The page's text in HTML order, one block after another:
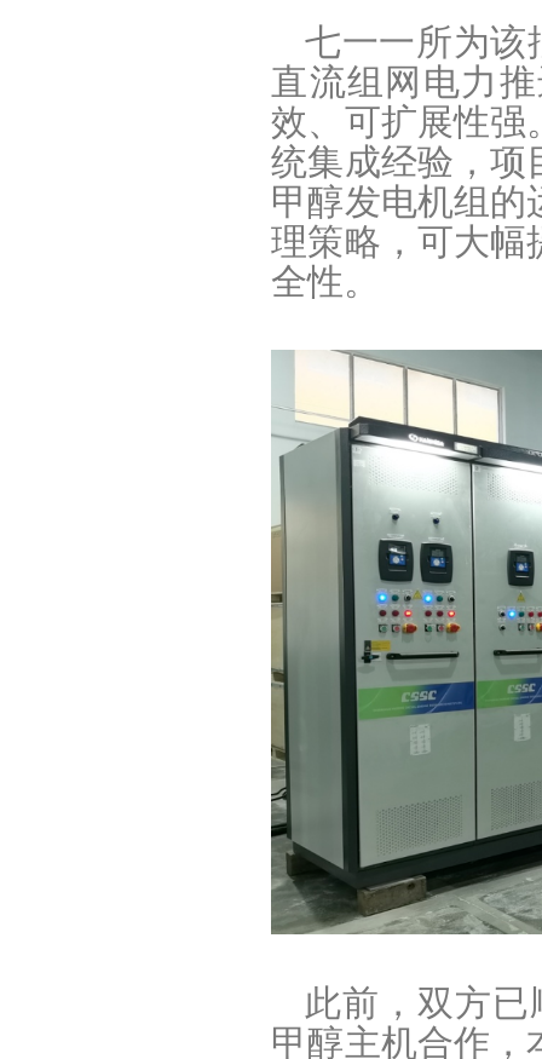
七一一所为该
直流组网电力
效、可扩展性强
统集成经验，项
甲醇发电机组的
理策略，可大幅
全性。
此前，双方已
甲醇主机合作，